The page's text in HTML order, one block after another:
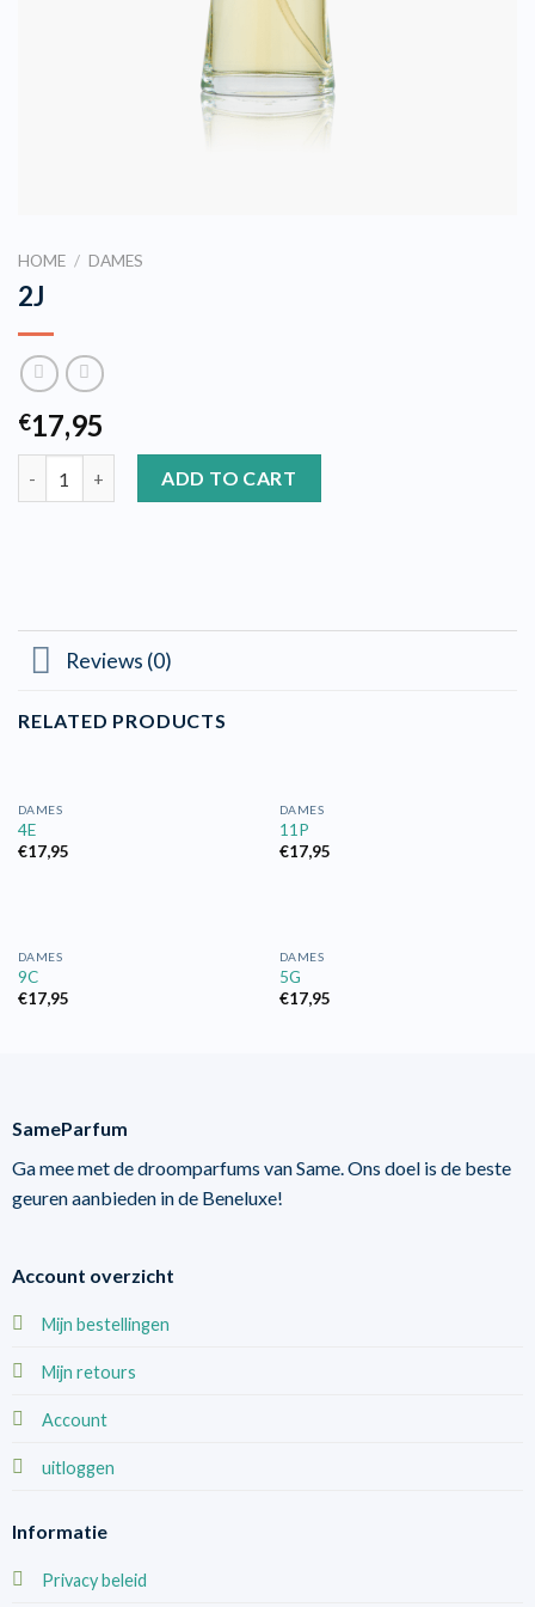
HOME / DAMES
2J
€17,95
ADD TO CART
Reviews (0)
RELATED PRODUCTS
DAMES
4E
€17,95
DAMES
11P
€17,95
DAMES
9C
€17,95
DAMES
5G
€17,95
SameParfum
Ga mee met de droomparfums van Same. Ons doel is de beste
geuren aanbieden in de Beneluxe!
Account overzicht
Mijn bestellingen
Mijn retours
Account
uitloggen
Informatie
Privacy beleid